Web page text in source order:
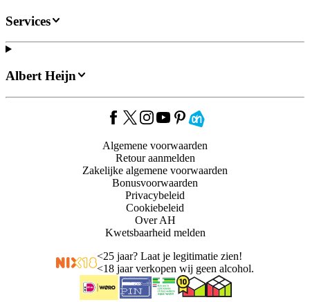
Services
Albert Heijn
Algemene voorwaarden
Retour aanmelden
Zakelijke algemene voorwaarden
Bonusvoorwaarden
Privacybeleid
Cookiebeleid
Over AH
Kwetsbaarheid melden
<25 jaar? Laat je legitimatie zien!
<18 jaar verkopen wij geen alcohol.